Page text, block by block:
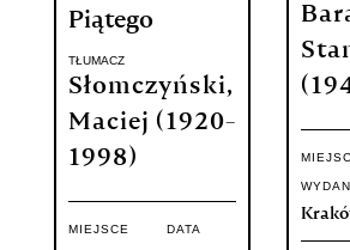
Piątego
TŁUMACZ
Słomczyński,
Maciej (1920-
1998)
MIEJSCE DATA